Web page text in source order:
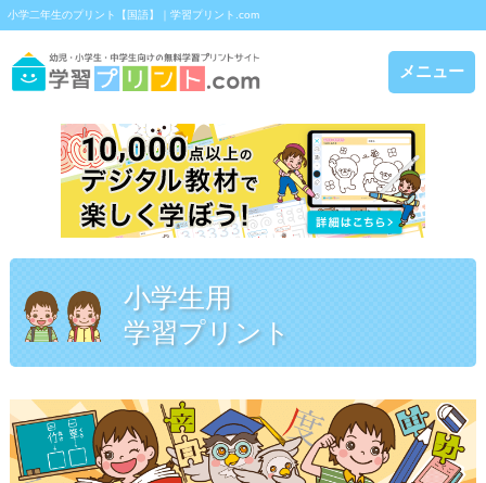
小学二年生のプリント【国語】｜学習プリント.com
メニュー
小学生用
学習プリント